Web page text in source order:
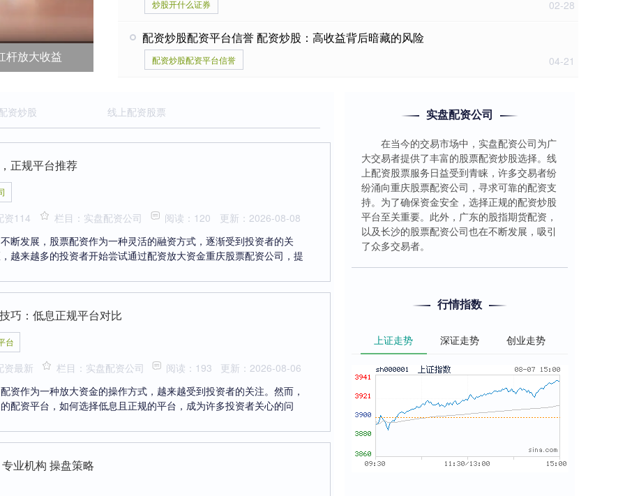
杆放大收益
炒股开什么证券 02-28
配资炒股配资平台信誉 配资炒股：高收益背后暗藏的风险
配资炒股配资平台信誉 04-21
资炒股 线上配资股票
正规平台推荐
资114 栏目：实盘配资公司 阅读：120
更新：2026-08-08
断发展，股票配资作为一种灵活的融资方式，逐渐受到投资者的关
越来越多的投资者开始尝试通过配资放大资金重庆股票配资公司，提
巧：低息正规平台对比
台
资最新 栏目：实盘配资公司 阅读：193
更新：2026-08-06
资作为一种放大资金的操作方式，越来越受到投资者的关注。然而，
配资平台，如何选择低息且正规的平台，成为许多投资者关心的问
业机构 操盘策略
实盘配资公司
在当今的交易市场中，实盘配资公司为广
大交易者提供了丰富的股票配资炒股选择。线
上配资股票服务日益受到青睐，许多交易者纷
纷涌向重庆股票配资公司，寻求可靠的配资支
持。为了确保资金安全，选择正规的配资炒股
平台至关重要。此外，广东的股指期货配资，
以及长沙的股票配资公司也在不断发展，吸引
了众多交易者。
行情指数
上证走势 深证走势 创业走势